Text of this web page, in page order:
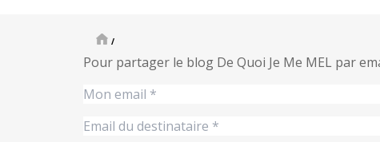
/
Pour partager le blog De Quoi Je Me MEL par